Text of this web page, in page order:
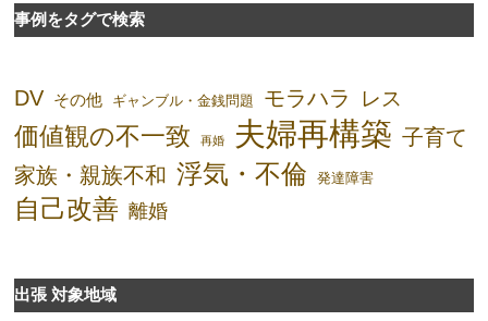
事例をタグで検索
DV その他 ギャンブル・金銭問題 モラハラ レス
価値観の不一致 再婚 夫婦再構築 子育て
家族・親族不和 浮気・不倫 発達障害
自己改善 離婚
出張 対象地域